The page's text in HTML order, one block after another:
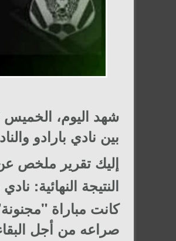
بين نادي بارادو و
​إليك تقرير ملخص عن
النتيجة النهائية: نادي بارادو 5 - 3 النادي
صراعه من أجل